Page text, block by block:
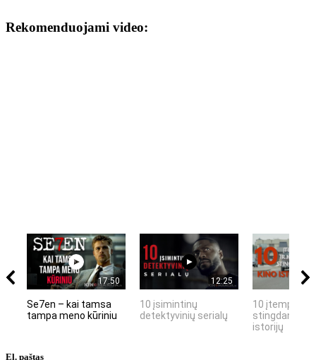
Rekomenduojami video:
17:50
Se7en – kai tamsa
tampa meno kūriniu
12:25
10 įsimintinų
detektyvinių serialų
10 įtemptų,
stingdančių
istorijų
El. paštas